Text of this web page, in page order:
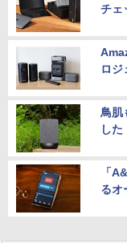
チェ
ロジ
鳥肌
した
「
るオ